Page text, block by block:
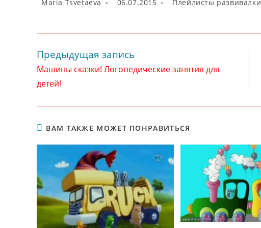
Maria Tsvetaeva 06.07.2015 Плейлисты развивалки
Читать
далее
статьи
Предыдущая запись
Машины сказки! Логопедические занятия для
детей!
ВАМ ТАКЖЕ МОЖЕТ ПОНРАВИТЬСЯ